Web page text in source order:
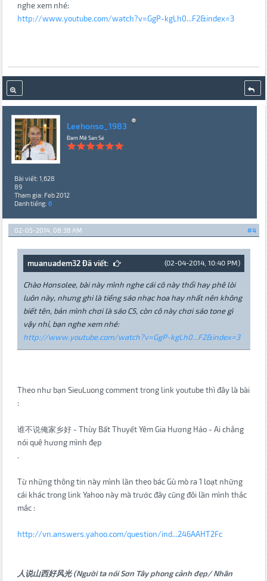
nghe xem nhé:
http://www.youtube.com/watch?v=GgP-kgLh0...F2&index=3
Leehonso_1983
Đam Mê San Sẻ
Bài viết: 1,628
89
Tham gia: Feb 2012
Danh tiếng: 6
#4
02-05-2014, 08:38 AM
(02-04-2014, 10:40 PM)
muanuadem32 Đã viết:
Chào Honsolee, bài này mình nghe cái cô này thổi hay phê lòi
luôn này, nhưng ghi là tiếng sáo nhạc hoa hay nhất nên không
biết tên, bản mình chơi là sáo C5, còn cô này chơi sáo tone gì
vậy nhỉ, bạn nghe xem nhé:
http://www.youtube.com/watch?v=GgP-kgLh0...F2&index=3
Theo như bạn SieuLuong comment trong link youtube thì đây là bài
:
谁不说俺家乡好 - Thùy Bất Thuyết Yêm Gia Hương Hảo - Ai chẳng
nói quê hương mình đẹp
.
Từ những thông tin này mình lần theo bác Gù mò ra 1 loạt những
cái khác trong link Yahoo này mà trước đây cũng đôi lần mình thắc
mắc :
http://vn.answers.yahoo.com/question/ind...246AAHT2Fc
人说山西好风光 (Người ta nói Sơn Tây phong cảnh đẹp/ Nhân